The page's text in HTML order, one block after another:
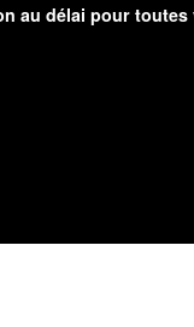
au délai pour toutes